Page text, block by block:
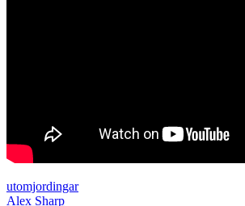
utomjordingar
Alex Sharp